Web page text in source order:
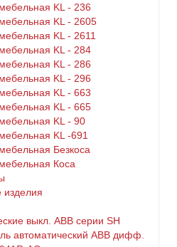
KL - 236
KL - 2605
KL - 2611
KL - 284
KL - 286
KL - 296
KL - 663
KL - 665
KL - 90
KL -691
Безкоса
Коса
изделия
выкл. ABB серии SH
автоматический ABB дифф.